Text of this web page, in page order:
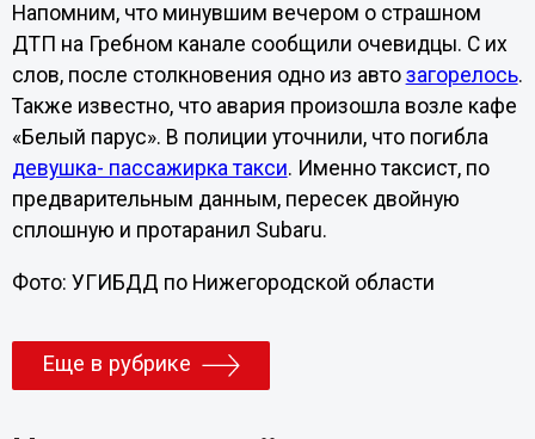
Напомним, что минувшим вечером о страшном
ДТП на Гребном канале сообщили очевидцы. С их
слов, после столкновения одно из авто загорелось.
Также известно, что авария произошла возле кафе
«Белый парус». В полиции уточнили, что погибла
девушка- пассажирка такси. Именно таксист, по
предварительным данным, пересек двойную
сплошную и протаранил Subaru.
Фото: УГИБДД по Нижегородской области
Еще в рубрике